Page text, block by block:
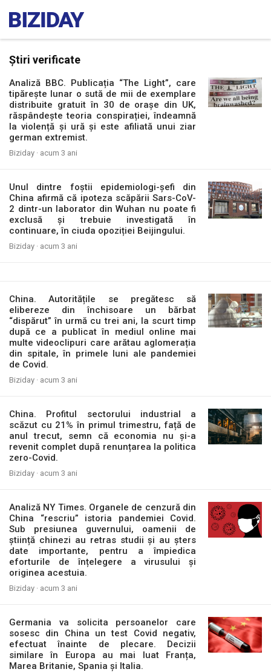
Știri verificate
Analiză BBC. Publicația “The Light”, care
tipăreşte lunar o sută de mii de exemplare
distribuite gratuit în 30 de orașe din UK,
răspândește teoria conspirației, îndeamnă
la violență și ură și este afiliată unui ziar
german extremist.
Biziday · acum 3 ani
Unul dintre foștii epidemiologi-șefi din
China afirmă că ipoteza scăpării Sars-CoV-
2 dintr-un laborator din Wuhan nu poate fi
exclusă și trebuie investigată în
continuare, în ciuda opoziției Beijingului.
Biziday · acum 3 ani
China. Autoritățile se pregătesc să
elibereze din închisoare un bărbat
“dispărut” în urmă cu trei ani, la scurt timp
după ce a publicat în mediul online mai
multe videoclipuri care arătau aglomerația
din spitale, în primele luni ale pandemiei
de Covid.
Biziday · acum 3 ani
China. Profitul sectorului industrial a
scăzut cu 21% în primul trimestru, față de
anul trecut, semn că economia nu și-a
revenit complet după renunțarea la politica
zero-Covid.
Biziday · acum 3 ani
Analiză NY Times. Organele de cenzură din
China “rescriu” istoria pandemiei Covid.
Sub presiunea guvernului, oamenii de
știință chinezi au retras studii și au șters
date importante, pentru a împiedica
eforturile de înțelegere a virusului și
originea acestuia.
Biziday · acum 3 ani
Germania va solicita persoanelor care
sosesc din China un test Covid negativ,
efectuat înainte de plecare. Decizii
similare în Europa au mai luat Franța,
Marea Britanie, Spania și Italia.